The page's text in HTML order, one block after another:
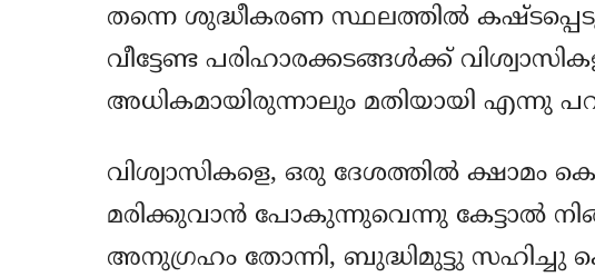
തന്നെ ശുദ്ധീകരണ സ്ഥലത്തില്‍
വീട്ടേണ്ട പരിഹാരക്കടങ്ങള്‍ക്ക്
അധികമായിരുന്നാലും മതിയായി എന്നു
വിശ്വാസികളെ, ഒരു ദേശത്തില്‍
മരിക്കുവാന്‍ പോകുന്നുവെന്നു കേട്ടാല്‍
അനുഗ്രഹം തോന്നി, ബുദ്ധിമുട്ടു സഹിച്ചു